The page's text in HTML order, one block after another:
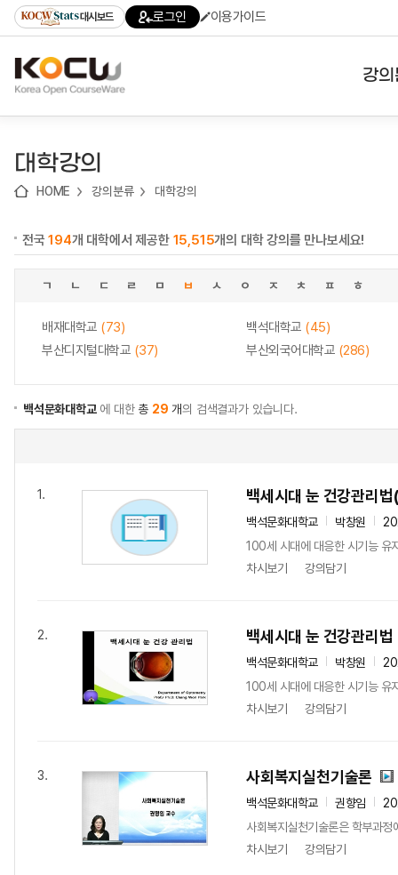
기
기
기
content)
가
대시보드 로그인 이용가이드
강
대학강의
HOME 강의분류 대학강의
전국194개 대학에서 제공한 15,515개의 대학 강의를 만나보세요!
ㄱ ㄴ ㄷ ㄹ ㅁ ㅂ ㅅ ㅇ ㅈ ㅊ ㅍ ㅎ
배재대학교 (73) 백석대학교 (45)
부산디지털대학교 (37) 부산외국어대학교 (286)
백석문화대학교에 대한총 29 개의 검색결과가 있습니다.
1. 백세시대 눈 건강관리
백석문화대학교 박창원
100세 시대에 대응한 시기능 유
차시보기
강의담기
2. 백세시대 눈 건강관리법
백석문화대학교 박창원
100세 시대에 대응한 시기능 유
차시보기
강의담기
3. 사회복지실천기술론
백석문화대학교 권향임
사회복지실천기술론은 학부과
차시보기
강의담기